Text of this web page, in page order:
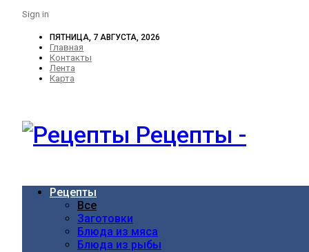
Sign in
ПЯТНИЦА, 7 АВГУСТА, 2026
Главная
Контакты
Лента
Карта
Рецепты -
Рецепты
Все
Заготовки
Блюда из мяса
Блюда из рыбы